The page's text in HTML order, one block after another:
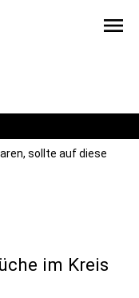
menu
sollte auf diese
im Kreis